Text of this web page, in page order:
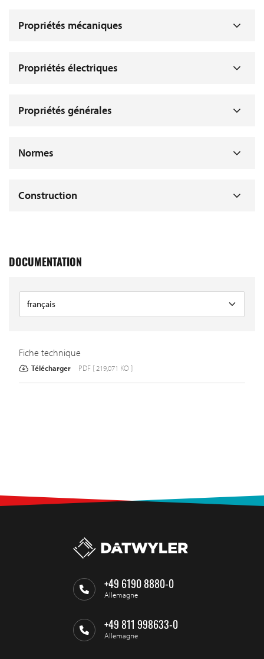
Propriétés mécaniques
Propriétés électriques
Propriétés générales
Normes
Construction
DOCUMENTATION
Fiche technique
Télécharger PDF [ 219,071 KO ]
+49 6190 8880-0
Allemagne
+49 811 998633-0
Allemagne